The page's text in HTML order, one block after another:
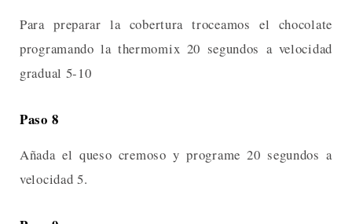
Para preparar la cobertura troceamos el chocolate
programando la thermomix 20 segundos a velocidad
gradual 5-10
Paso 8
Añada el queso cremoso y programe 20 segundos a
velocidad 5.